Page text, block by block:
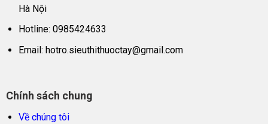
Hà Nội
Hotline: 0985424633
Email: hotro.sieuthithuoctay@gmail.com
Chính sách chung
Về chúng tôi